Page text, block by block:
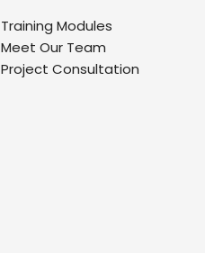
Training Modules
Meet Our Team
Project Consultation